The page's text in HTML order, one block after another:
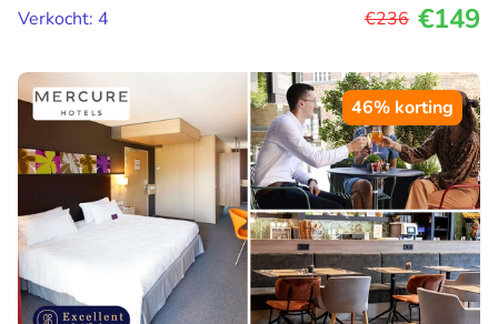
Verkocht: 4
€236 €149
46% korting